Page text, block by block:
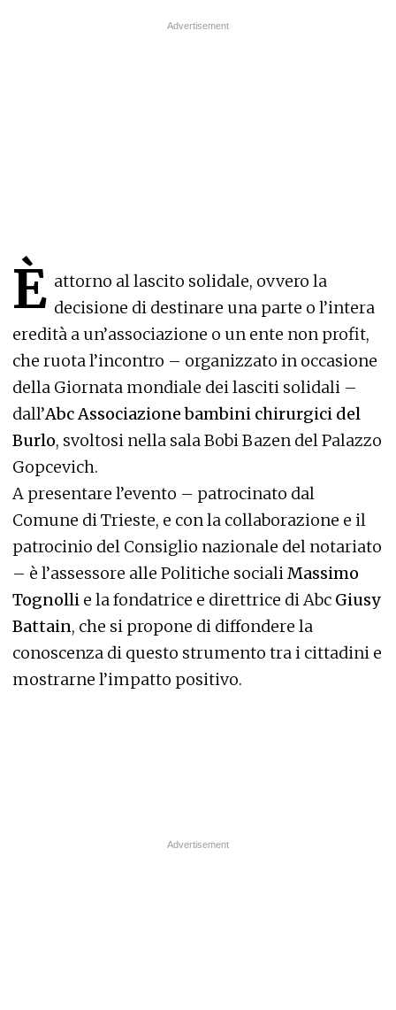
È attorno al lascito solidale, ovvero la
decisione di destinare una parte o l’intera
eredità a un’associazione o un ente non profit,
che ruota l’incontro – organizzato in occasione
della Giornata mondiale dei lasciti solidali –
dall’AbcAssociazione bambini chirurgici del
Burlo, svoltosi nella sala Bobi Bazen del Palazzo
Gopcevich.
A presentare l’evento – patrocinato dal
Comune di Trieste, e con la collaborazione e il
patrocinio del Consiglio nazionale del notariato
– è l’assessore alle Politiche socialiMassimo
Tognolli e la fondatrice e direttrice di Abc Giusy
Battain, che si propone di diffondere la
conoscenza di questo strumento tra i cittadini e
mostrarne l’impatto positivo.